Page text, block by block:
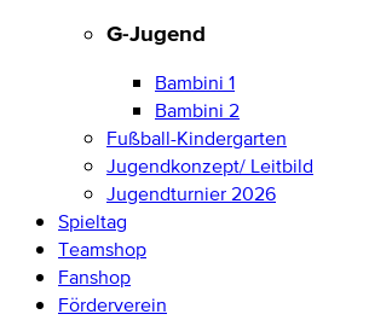
G-Jugend
Bambini 1
Bambini 2
Fußball-Kindergarten
Jugendkonzept/ Leitbild
Jugendturnier 2026
Spieltag
Teamshop
Fanshop
Förderverein